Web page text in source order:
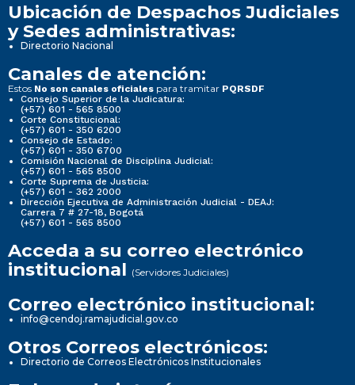
Ubicación de Despachos Judiciales
y Sedes administrativas:
Directorio Nacional
Canales de atención:
Estos No son canales oficiales para tramitar PQRSDF
Consejo Superior de la Judicatura:
(+57) 601 - 565 8500
Corte Constitucional:
(+57) 601 - 350 6200
Consejo de Estado:
(+57) 601 - 350 6700
Comisión Nacional de Disciplina Judicial:
(+57) 601 - 565 8500
Corte Suprema de Justicia:
(+57) 601 - 362 2000
Dirección Ejecutiva de Administración Judicial - DEAJ:
Carrera 7 # 27-18, Bogotá
(+57) 601 - 565 8500
Acceda a su correo electrónico
institucional (Servidores Judiciales)
Correo electrónico institucional:
info@cendoj.ramajudicial.gov.co
Otros Correos electrónicos:
Directorio de Correos Electrónicos Institucionales